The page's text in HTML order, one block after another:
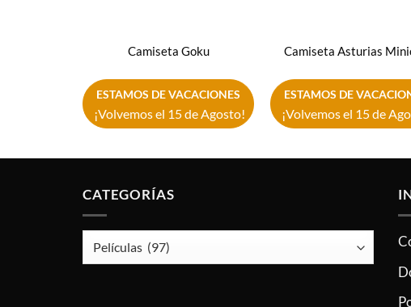
Camiseta Goku
ESTAMOS DE VACACIONES
¡Volvemos el 15 de Agosto!
Camiseta Asturias
ESTAMOS DE
¡Volvemos el 15 de
CATEGORÍAS